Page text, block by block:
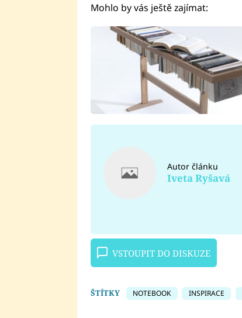
Mohlo by vás ještě zajímat:
Autor článku
Iveta Ryšavá
VSTOUPIT DO DISKUZE
ŠTÍTKY NOTEBOOK INSPIRACE